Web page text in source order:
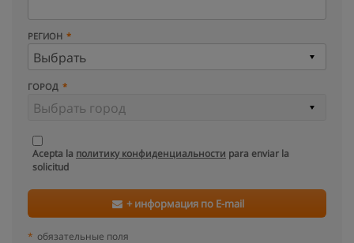
РЕГИОН
ГОРОД
Acepta la политику конфиденциальности para enviar la
solicitud
+ информация по E-mail
* обязательные поля